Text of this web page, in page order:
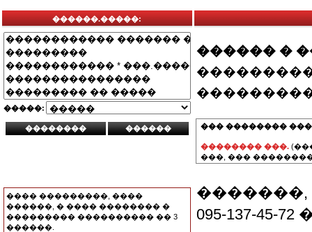
������.�����:
�����:
���� ���������, ����
������, � ���� �������� �
��������� ���������� �� 3
������.
������ �
��� ��������
�������� ���.
���, ���
�������,
095-137-45-72